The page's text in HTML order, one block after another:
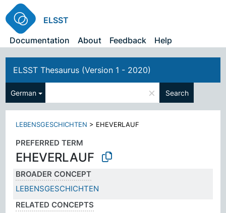
ELSST
Documentation
About Feedback Help
ELSST Thesaurus (Version 1 - 2020)
German × Search
LEBENSGESCHICHTEN > EHEVERLAUF
PREFERRED TERM
EHEVERLAUF
BROADER CONCEPT
LEBENSGESCHICHTEN
RELATED CONCEPTS